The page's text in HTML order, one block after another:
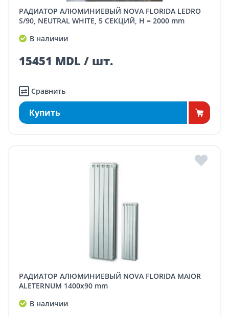
РАДИАТОР АЛЮМИНИЕВЫЙ NOVA FLORIDA LEDRO
S/90, NEUTRAL WHITE, 5 СЕКЦИЙ, H = 2000 mm
В наличии
15451 MDL / шт.
Сравнить
Купить
РАДИАТОР АЛЮМИНИЕВЫЙ NOVA FLORIDA MAIOR
ALETERNUM 1400x90 mm
В наличии